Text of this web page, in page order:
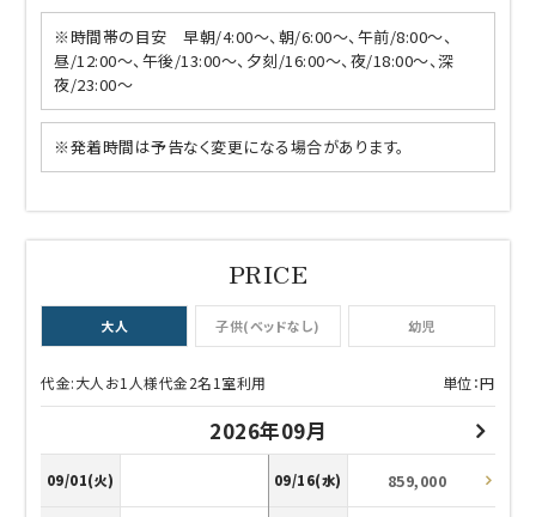
※時間帯の目安 早朝/4:00～、朝/6:00～、午前/8:00～、
昼/12:00～、午後/13:00～、夕刻/16:00～、夜/18:00～、深
夜/23:00～
※発着時間は予告なく変更になる場合があります。
大人 子供(ベッドなし) 幼児
代金:大人お1人様代金2名1室利用 単位：円
2026年09月
09/01(火) 09/16(水) 859,000